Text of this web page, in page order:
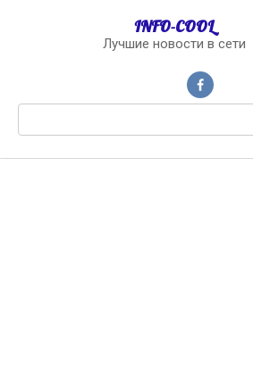
INFO-COOL
Лучшие новости в сети